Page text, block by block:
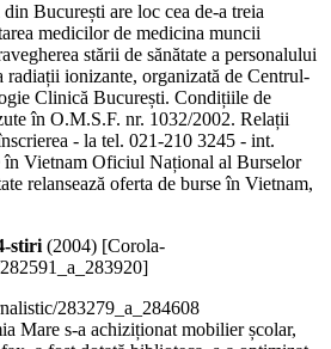
din București are loc cea de-a treia
medicilor de medicina muncii
stării de sănătate a personalului
radiații ionizante, organizată de Centrul-
Clinică București. Condițiile de
în O.M.S.F. nr. 1032/2002. Relații
- la tel. 021-210 3245 - int.
Vietnam Oficiul Național al Burselor
relansează oferta de burse în Vietnam,
stiri(2004) [Corola-
283279_a_284608
Mare s-a achiziționat mobilier școlar,